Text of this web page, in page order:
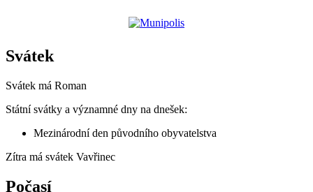
Svátek
Svátek má Roman
Státní svátky a významné dny na dnešek:
Mezinárodní den původního obyvatelstva
Zítra má svátek Vavřinec
Počasí